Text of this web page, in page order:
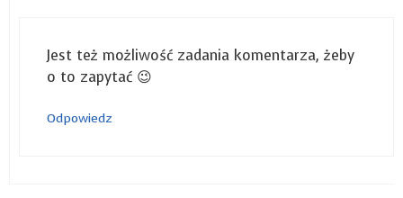
Jest też możliwość zadania komentarza, żeby
o to zapytać 😉
Odpowiedz